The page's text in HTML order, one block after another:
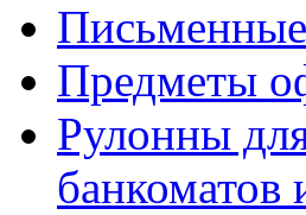
Предметы
Рулонны
банкоматов